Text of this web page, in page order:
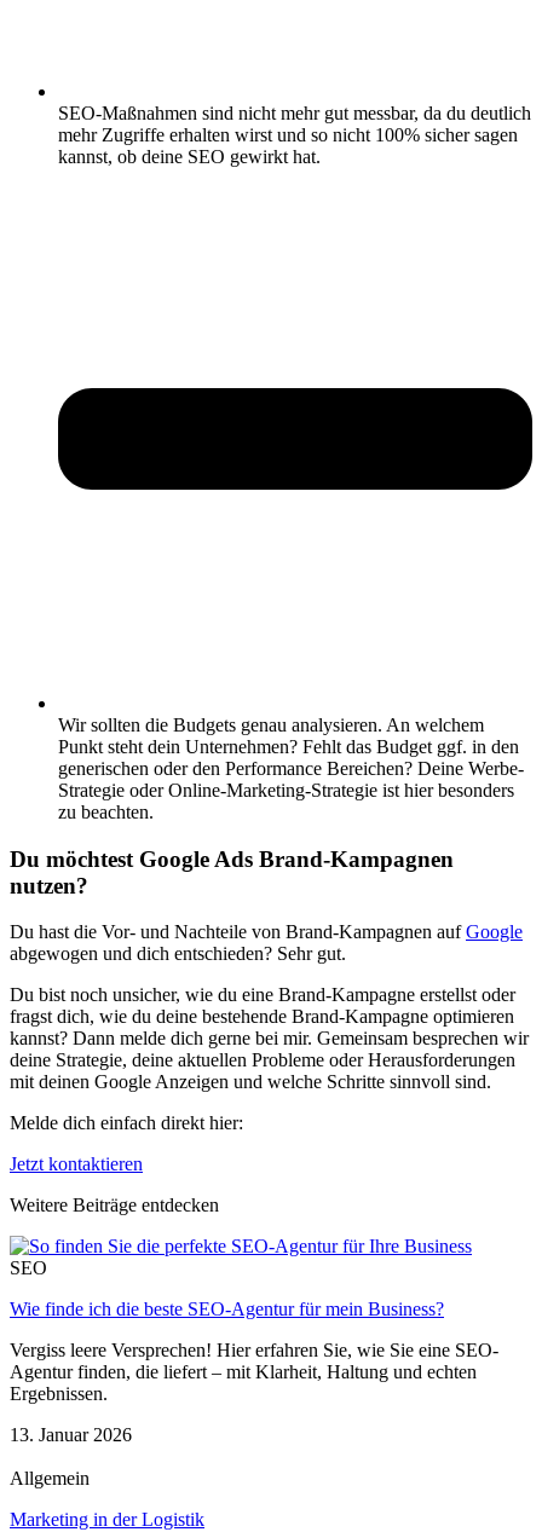
SEO-Maßnahmen sind nicht mehr gut messbar, da du deutlich
mehr Zugriffe erhalten wirst und so nicht 100% sicher sagen
kannst, ob deine SEO gewirkt hat.
Wir sollten die Budgets genau analysieren. An welchem
Punkt steht dein Unternehmen? Fehlt das Budget ggf. in den
generischen oder den Performance Bereichen? Deine Werbe-
Strategie oder Online-Marketing-Strategie ist hier besonders
zu beachten.
Du möchtest Google Ads Brand-Kampagnen
nutzen?
Du hast die Vor- und Nachteile von Brand-Kampagnen aufGoogle
abgewogen und dich entschieden? Sehr gut.
Du bist noch unsicher, wie du eine Brand-Kampagne erstellst oder
fragst dich, wie du deine bestehende Brand-Kampagne optimieren
kannst? Dann melde dich gerne bei mir. Gemeinsam besprechen wir
deine Strategie, deine aktuellen Probleme oder Herausforderungen
mit deinen Google Anzeigen und welche Schritte sinnvoll sind.
Melde dich einfach direkt hier:
Jetzt kontaktieren
Weitere Beiträge entdecken
SEO
Wie finde ich die beste SEO-Agentur für mein Business?
Vergiss leere Versprechen! Hier erfahren Sie, wie Sie eine SEO-
Agentur finden, die liefert – mit Klarheit, Haltung und echten
Ergebnissen.
13. Januar 2026
Allgemein
Marketing in der Logistik